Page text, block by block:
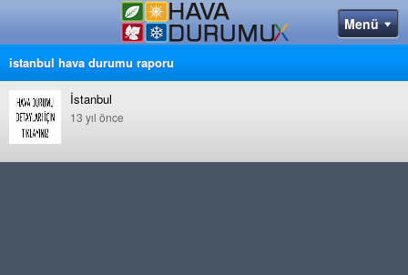
istanbul hava durumu raporu
İstanbul
13 yıl önce